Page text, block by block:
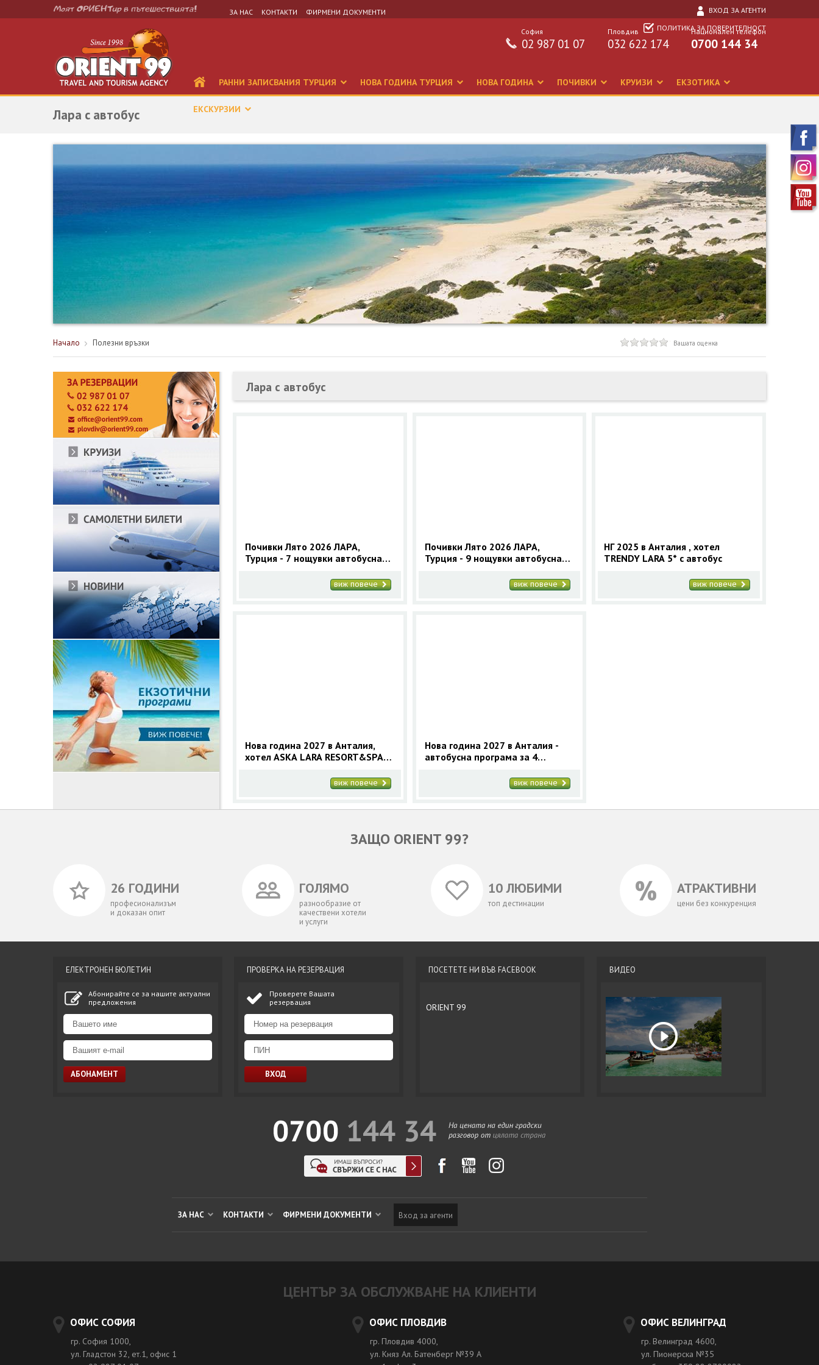
ЗА НАС КОНТАКТИ ФИРМЕНИ ДОКУМЕНТИ
ВХОД ЗА АГЕНТИ
ПОЛИТИКА ЗА ПОВЕРИТЕЛНОСТ
Национален телефон
0700 144 34
Пловдив
032 622 174
София
02 987 01 07
РАННИ ЗАПИСВАНИЯ ТУРЦИЯ НОВА ГОДИНА ТУРЦИЯ НОВА ГОДИНА ПОЧИВКИ КРУИЗИ ЕКЗОТИКА
ЕКСКУРЗИИ
Лара с автобус
Начало Полезни връзки Вашата оценка
Лара с автобус
Почивки Лято 2026 ЛАРА,
Турция - 7 нощувки автобусна
виж повече
Почивки Лято 2026 ЛАРА,
Турция - 9 нощувки автобусна
виж повече
НГ 2025 в Анталия , хотел
TRENDY LARA 5* с автобус
виж повече
Нова година 2027 в Анталия,
хотел ASKA LARA RESORT&SPA
виж повече
Нова година 2027 в Анталия -
автобусна програма за 4
виж повече
ЗАЩО ORIENT 99?
26 ГОДИНИ
професионализъм
и доказан опит
ГОЛЯМО
разнообразие от
качествени хотели
и услуги
10 ЛЮБИМИ
топ дестинации
АТРАКТИВНИ
цени без конкуренция
ЕЛЕКТРОНЕН БЮЛЕТИН
Абонирайте се за нашите актуални
предложения
ПРОВЕРКА НА РЕЗЕРВАЦИЯ
Проверете Вашата
резервация
ПОСЕТЕТЕ НИ ВЪВ FACEBOOK
ORIENT 99
ВИДЕО
ЗА НАС КОНТАКТИ ФИРМЕНИ ДОКУМЕНТИ Вход за агенти
ЦЕНТЪР ЗА ОБСЛУЖВАНЕ НА КЛИЕНТИ
ОФИС СОФИЯ
гр. София 1000,
ул. Гладстон 32, ет.1, офис 1
ОФИС ПЛОВДИВ
гр. Пловдив 4000,
ул. Княз Ал. Батенберг №39 A
ОФИС ВЕЛИНГРАД
гр. Велинград 4600,
ул. Пионерска №35